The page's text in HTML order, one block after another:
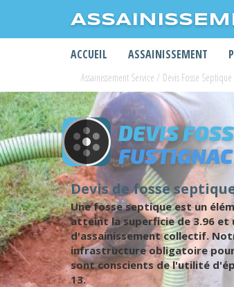
ACCUEIL ASSAINISSEMENT
Assainissement Service / Devis Fosse
DEVIS
FUSTIGNAC
Devis de fosse
Une fosse septique est un
atteint la superficie de 3.96 et
d'assainissement collectif.
infrastructure obligatoire pour
sont conscients de l'utilité
13.